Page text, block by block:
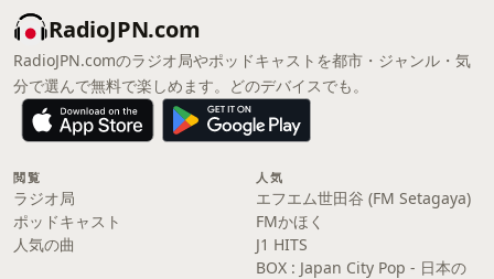
RadioJPN.com
RadioJPN.comのラジオ局やポッドキャストを都市・ジャンル・気
分で選んで無料で楽しめます。どのデバイスでも。
閲覧
ラジオ局
ポッドキャスト
人気の曲
人気
エフエム世田谷 (FM Setagaya)
FMかほく
J1 HITS
BOX : Japan City Pop - 日本の